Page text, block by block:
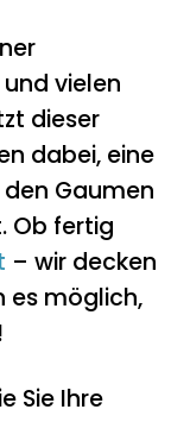
vielen
dieser
dabei, eine
Gaumen
Ob fertig
– wir decken
es möglich,
Sie Ihre